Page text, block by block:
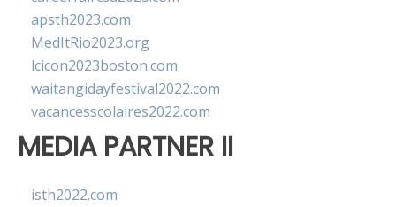
apsth2023.com
MedItRio2023.org
lcicon2023boston.com
waitangidayfestival2022.com
vacancesscolaires2022.com
MEDIA PARTNER II
isth2022.com